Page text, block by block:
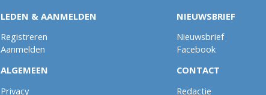
LEDEN & AANMELDEN
Registreren
Aanmelden
ALGEMEEN
Privacy
NIEUWSBRIEF
Nieuwsbrief
Facebook
CONTACT
Redactie